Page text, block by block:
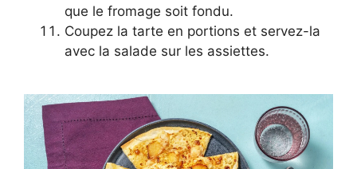
que le fromage soit fondu.
Coupez la tarte en portions et servez-la
avec la salade sur les assiettes.